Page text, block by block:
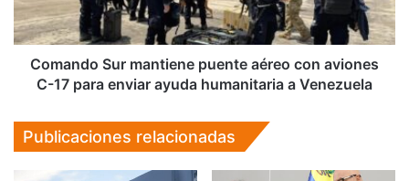
aviones
C-
17
para
enviar
humanitaria
Comando Sur mantiene puente aéreo con aviones
C-17 para enviar ayuda humanitaria a Venezuela
Publicaciones relacionadas